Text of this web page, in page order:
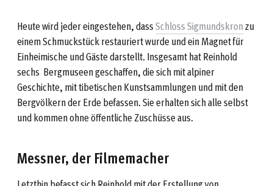
Heute wird jeder eingestehen, dassSchloss Sigmundskronzu
einem Schmuckstück restauriert wurde und ein Magnet für
Einheimische und Gäste darstellt. Insgesamt hat Reinhold
sechs Bergmuseen geschaffen, die sich mit alpiner
Geschichte, mit tibetischen Kunstsammlungen und mit den
Bergvölkern der Erde befassen. Sie erhalten sich alle selbst
und kommen ohne öffentliche Zuschüsse aus.
Messner, der Filmemacher